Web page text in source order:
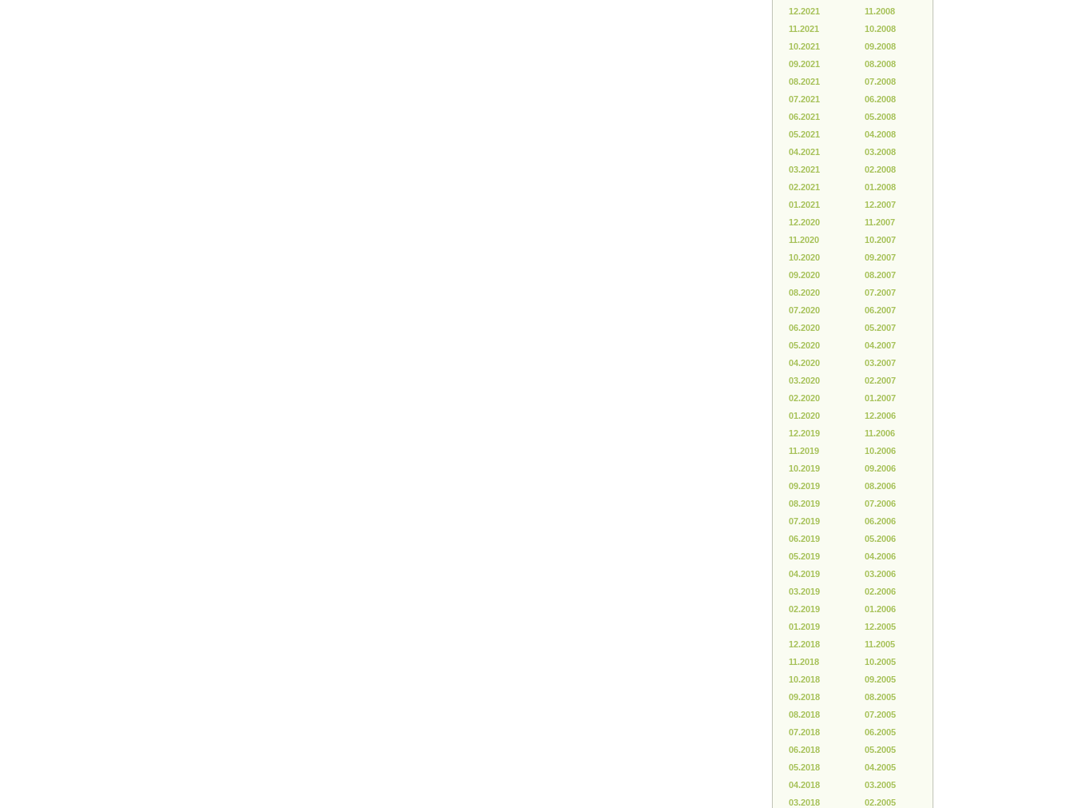
12.2021
11.2021
10.2021
09.2021
08.2021
07.2021
06.2021
05.2021
04.2021
03.2021
02.2021
01.2021
12.2020
11.2020
10.2020
09.2020
08.2020
07.2020
06.2020
05.2020
04.2020
03.2020
02.2020
01.2020
12.2019
11.2019
10.2019
09.2019
08.2019
07.2019
06.2019
05.2019
04.2019
03.2019
02.2019
01.2019
12.2018
11.2018
10.2018
09.2018
08.2018
07.2018
06.2018
05.2018
04.2018
03.2018
11.2008
10.2008
09.2008
08.2008
07.2008
06.2008
05.2008
04.2008
03.2008
02.2008
01.2008
12.2007
11.2007
10.2007
09.2007
08.2007
07.2007
06.2007
05.2007
04.2007
03.2007
02.2007
01.2007
12.2006
11.2006
10.2006
09.2006
08.2006
07.2006
06.2006
05.2006
04.2006
03.2006
02.2006
01.2006
12.2005
11.2005
10.2005
09.2005
08.2005
07.2005
06.2005
05.2005
04.2005
03.2005
02.2005